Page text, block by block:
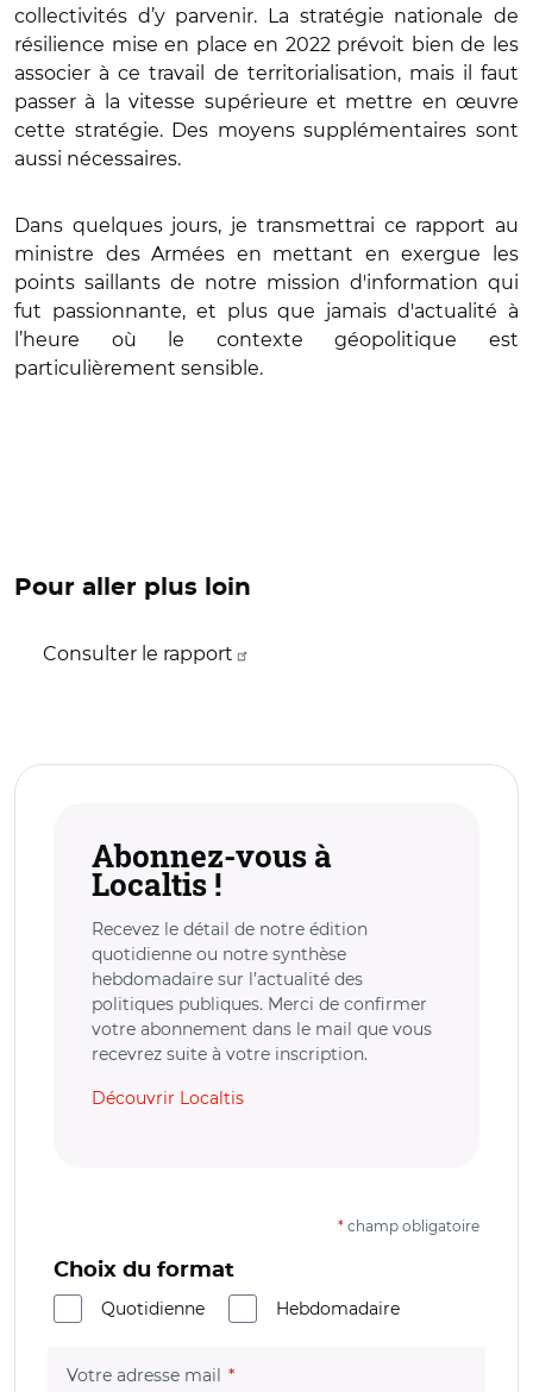
collectivités d’y parvenir. La stratégie nationale de
résilience mise en place en 2022 prévoit bien de les
associer à ce travail de territorialisation, mais il faut
passer à la vitesse supérieure et mettre en œuvre
cette stratégie. Des moyens supplémentaires sont
aussi nécessaires.
Dans quelques jours, je transmettrai ce rapport au
ministre des Armées en mettant en exergue les
points saillants de notre mission d'information qui
fut passionnante, et plus que jamais d'actualité à
l’heure où le contexte géopolitique est
particulièrement sensible.
Pour aller plus loin
Consulter le rapport
Abonnez-vous à
Localtis !
Recevez le détail de notre édition
quotidienne ou notre synthèse
hebdomadaire sur l’actualité des
politiques publiques. Merci de confirmer
votre abonnement dans le mail que vous
recevrez suite à votre inscription.
Découvrir Localtis
* champ obligatoire
Choix du format
Quotidienne
Hebdomadaire
Votre adresse mail (champ obligatoire)